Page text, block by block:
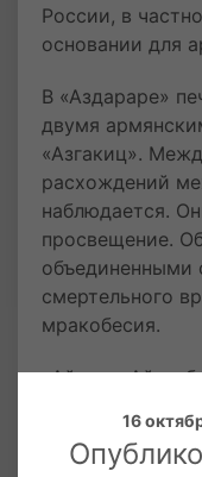
России, в
основании для
В «Аздараре»
двумя
«Азгакиц».
расхождений
наблюдается.
просвещение.
объединенными
смертельного
мракобесия.
«Айорди Ай» -
возлагает на
критикует
16